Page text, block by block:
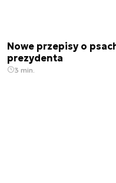
Nowe przepisy o
prezydenta
3 min.